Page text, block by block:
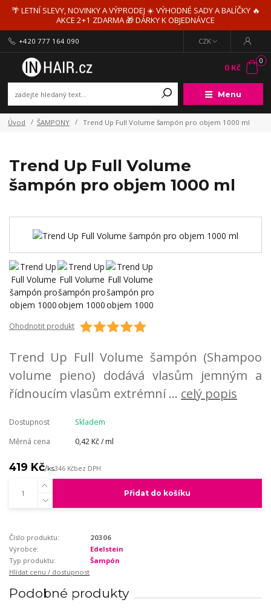
🌴 LETNÍ SLEVY, NOVINKY A VÝPRODEJ ☀️ VÝHODNÉ SADY A BALÍČKY 🔥
AKCE 2+1 ZDARMA 🎁 DÁRKY K OBJEDNÁVCE
Menu
CZK
+420 777 164 090
0
0 Kč
Úvod ŠAMPONY Trend Up Full Volume šampón pro objem 1000 ml
Trend Up Full Volume
šampón pro objem 1000 ml
Ohodnotit produkt
Trend Up Full Volume šampón (Shampoo
volume pieno) dodává vlasům jemným a
řídnoucím vlasům extrémní ... celý popis
Dostupnost
Skladem
Měrná cena
0,42 Kč / ml
419 Kč/ks346 Kčbez DPH
Přidat do košíku
Číslo produktu:
20306
Výrobce:
Edelstein
Typ produktu:
Šampón
Hlídat cenu / dostupnost
Podobné produkty